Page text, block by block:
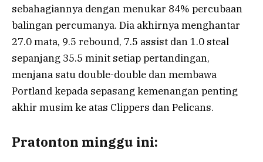
sebahagiannya dengan menukar 84% percubaan
balingan percumanya. Dia akhirnya menghantar
27.0 mata, 9.5 rebound, 7.5 assist dan 1.0 steal
sepanjang 35.5 minit setiap pertandingan,
menjana satu double-double dan membawa
Portland kepada sepasang kemenangan penting
akhir musim ke atas Clippers dan Pelicans.
Pratonton minggu ini: